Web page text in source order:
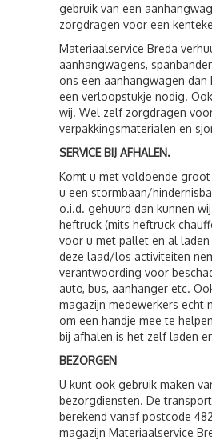
gebruik van een
zorgdragen voor een
Materiaalservice Breda
aanhangwagens,
ons een aanhangwagen
een verloopstukje nodig.
wij. Wel zelf zorgdragen
verpakkingsmaterialen en
SERVICE BIJ AFHALEN.
Komt u met voldoende
u een stormbaan/
o.i.d. gehuurd dan kunnen
heftruck (mits heftruck
voor u met pallet en al
deze laad/los activiteiten
verantwoording voor
auto, bus, aanhanger etc.
magazijn medewerkers echt
om een handje mee te
bij afhalen is het zelf laden
BEZORGEN
U kunt ook gebruik maken
bezorgdiensten. De
berekend vanaf postcode
magazijn Materiaalservice